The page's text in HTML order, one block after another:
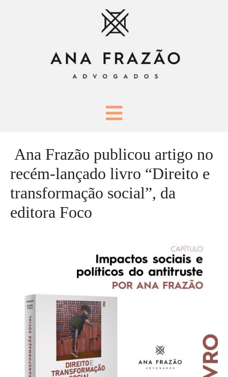
Ana Frazão publicou artigo no
recém-lançado livro “Direito e
transformação social”, da
editora Foco